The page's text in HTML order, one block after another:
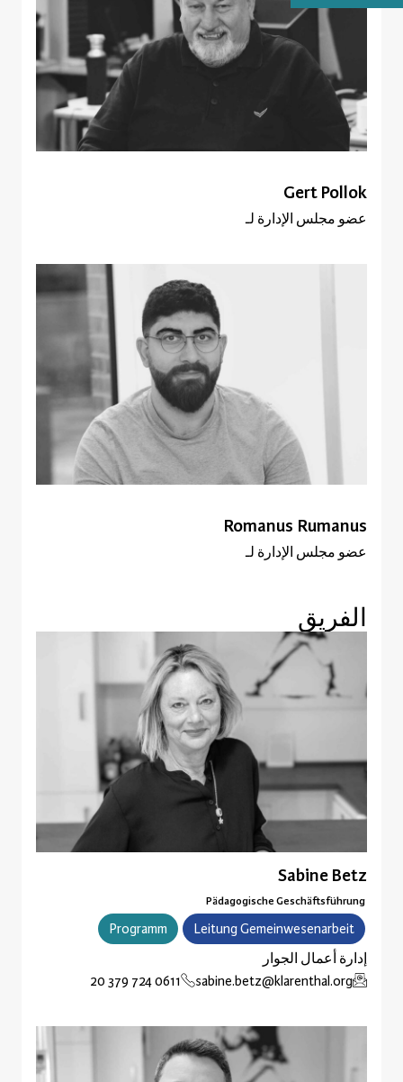
Gert Pollok
عضو مجلس الإدارة لـ
Romanus Rumanus
عضو مجلس الإدارة لـ
الفريق
Sabine Betz
Pädagogische Geschäftsführung
Leitung Gemeinwesenarbeit
Programm
إدارة أعمال الجوار
sabine.betz@klarenthal.org
0611 724 379 20